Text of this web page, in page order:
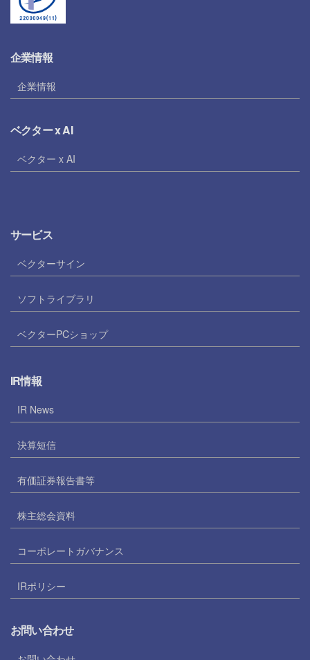
企業情報
企業情報
ベクター x AI
ベクター x AI
サービス
ベクターサイン
ソフトライブラリ
ベクターPCショップ
IR情報
IR News
決算短信
有価証券報告書等
株主総会資料
コーポレートガバナンス
IRポリシー
お問い合わせ